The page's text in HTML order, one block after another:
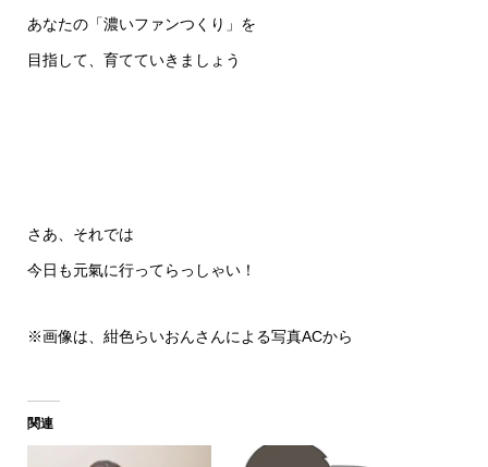
あなたの「濃いファンつくり」を
目指して、育てていきましょう
さあ、それでは
今日も元氣に行ってらっしゃい！
※画像は、紺色らいおんさんによる写真ACから
関連